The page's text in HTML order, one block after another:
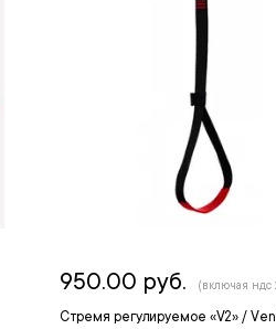
Стремя регулируемое «V2» /
950.00 руб. (включая ндс